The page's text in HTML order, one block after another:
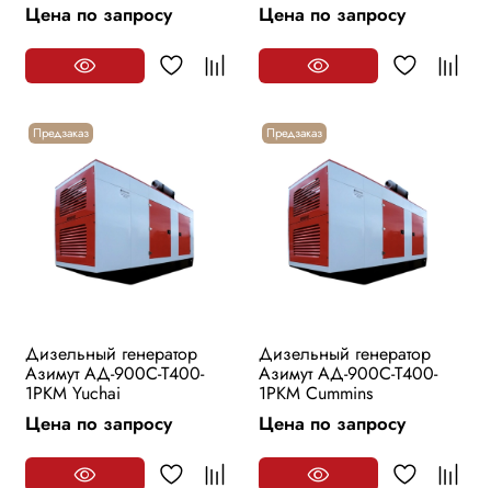
Цена по запросу Цена по запросу
Предзаказ
Дизельный генератор
Азимут АД-900С-Т400-
1РKМ Yuchai
Цена по запросу
Предзаказ
Дизельный генератор
Азимут АД-900С-Т400-
1РKМ Cummins
Цена по запросу